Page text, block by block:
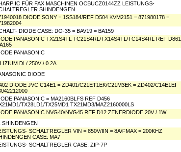
IC FÜR FAX MASCHINEN OCBUCZ0144ZZ LEISTUNGS-
SHINDENGEN
DIODE SONY = 1SS184/REF D504 KVM2151 = 871980178 =
DIODE CASE: DO-35 = BAV19 = BA159
PANASONIC TX21S4TL TC21S4RL/TX14S4TL/TC14S4RL REF D861
PANASONIC
DI / 250V / 0.2A
DIODE
DIODE JVC C14E1 = ZD401/C21ET1EK/C21M3EK = ZD402/C14E1EI
PANASONIC = MA2160BLFS REF D456
TX28LD1/TX25MD1 TX21MD3/MAZ2160000LS
PANASONIC NVG40/NVG45 REF D12 ZENERDIODE 20V / 1W
SHINDENGEN
SCHALTREGLER VIN = 850V/IIN = 8A/FMAX = 200KHZ
CASE: MA7
SCHALTREGLER CASE: ZIP-7P